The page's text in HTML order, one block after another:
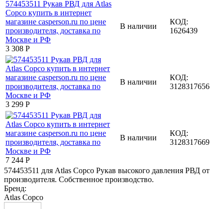
3 308 Р
В наличии
КОД:
1626439
3 299 Р
В наличии
КОД:
3128317656
7 244 Р
В наличии
КОД:
3128317669
574453511 для Atlas Copco Рукав высокого давления РВД от
производителя. Собственное производство.
Бренд:
Atlas Copco